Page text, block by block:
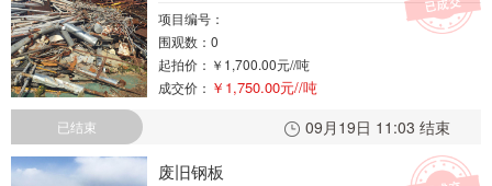
项目编号：
围观数：0
起拍价： ￥1,700.00元//吨
成交价： ￥1,750.00元//吨
已结束 09月19日 11:03 结束
废旧钢板